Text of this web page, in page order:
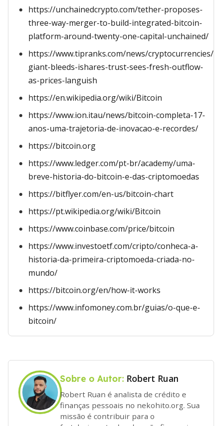
https://unchainedcrypto.com/tether-proposes-
three-way-merger-to-build-integrated-bitcoin-
platform-around-twenty-one-capital-unchained/
https://www.tipranks.com/news/cryptocurrencies/
giant-bleeds-ishares-trust-sees-fresh-outflow-
as-prices-languish
https://en.wikipedia.org/wiki/Bitcoin
https://www.ion.itau/news/bitcoin-completa-17-
anos-uma-trajetoria-de-inovacao-e-recordes/
https://bitcoin.org
https://www.ledger.com/pt-br/academy/uma-
breve-historia-do-bitcoin-e-das-criptomoedas
https://bitflyer.com/en-us/bitcoin-chart
https://pt.wikipedia.org/wiki/Bitcoin
https://www.coinbase.com/price/bitcoin
https://www.investoetf.com/cripto/conheca-a-
historia-da-primeira-criptomoeda-criada-no-
mundo/
https://bitcoin.org/en/how-it-works
https://www.infomoney.com.br/guias/o-que-e-
bitcoin/
Sobre o Autor: Robert Ruan
Robert Ruan é analista de crédito e
finanças pessoais no nekohito.org. Sua
missão é contribuir para o